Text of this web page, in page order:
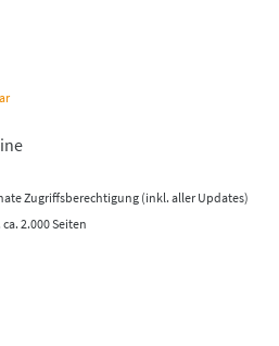
Zugriffsberechtigung (inkl. aller Updates)
2.000 Seiten